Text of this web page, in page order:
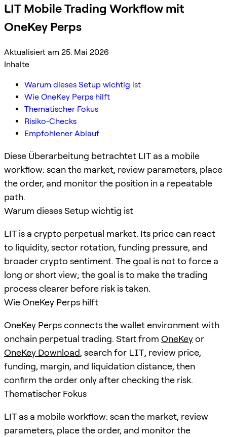
LIT Mobile Trading Workflow mit
OneKey Perps
Aktualisiert am 25. Mai 2026
Inhalte
Warum dieses Setup wichtig ist
Wie OneKey Perps hilft
Thematischer Fokus
Risiko-Checks
Empfohlener Ablauf
Diese Überarbeitung betrachtet LIT as a mobile
workflow: scan the market, review parameters, place
the order, and monitor the position in a repeatable
path.
Warum dieses Setup wichtig ist
LIT is a crypto perpetual market. Its price can react
to liquidity, sector rotation, funding pressure, and
broader crypto sentiment. The goal is not to force a
long or short view; the goal is to make the trading
process clearer before risk is taken.
Wie OneKey Perps hilft
OneKey Perps connects the wallet environment with
onchain perpetual trading. Start from OneKeyor
OneKey Download, search for LIT, review price,
funding, margin, and liquidation distance, then
confirm the order only after checking the risk.
Thematischer Fokus
LIT as a mobile workflow: scan the market, review
parameters, place the order, and monitor the